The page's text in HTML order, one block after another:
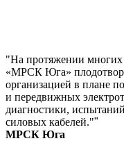
"На протяжении
«МРСК Юга»
организацией в плане
и передвижных
диагностики,
силовых кабелей.""
МРСК Юга